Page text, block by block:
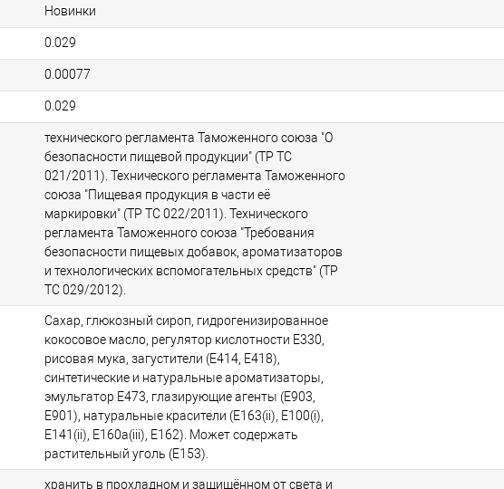
Новинки
0.029
0.00077
0.029
технического регламента Таможенного союза "О
безопасности пищевой продукции" (ТР ТС
021/2011). Технического регламента Таможенного
союза "Пищевая продукция в части её
маркировки" (ТР ТС 022/2011). Технического
регламента Таможенного союза "Требования
безопасности пищевых добавок, ароматизаторов
и технологических вспомогательных средств" (ТР
ТС 029/2012).
Сахар, глюкозный сироп, гидрогенизированное
кокосовое масло, регулятор кислотности E330,
рисовая мука, загустители (E414, E418),
синтетические и натуральные ароматизаторы,
эмульгатор E473, глазирующие агенты (E903,
E901), натуральные красители (E163(ii), E100(i),
E141(ii), E160a(iii), E162). Может содержать
растительный уголь (E153).
хранить в прохладном и защищённом от света и